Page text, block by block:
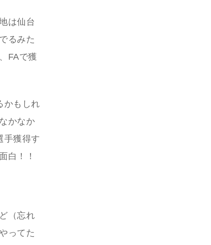
は仙台
るみた
FAで獲
かもしれ
かなか
手獲得す
白！！
（忘れ
ってた